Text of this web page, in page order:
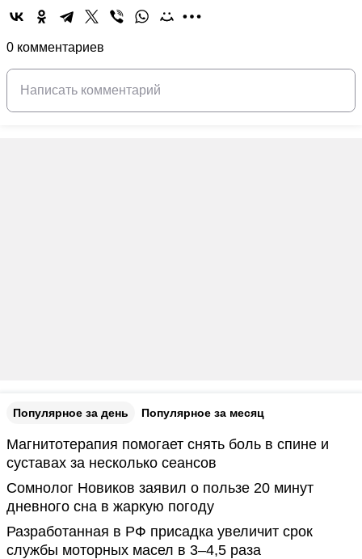
0 комментариев
Популярное за день Популярное за месяц
Магнитотерапия помогает снять боль в спине и
суставах за несколько сеансов
Сомнолог Новиков заявил о пользе 20 минут
дневного сна в жаркую погоду
Разработанная в РФ присадка увеличит срок
службы моторных масел в 3–4,5 раза